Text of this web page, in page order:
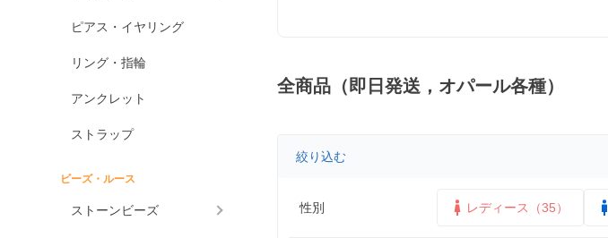
ピアス・イヤリング
リング・指輪
アンクレット
ストラップ
ビーズ・ルース
ストーンビーズ
全商品（即日発送，オパール各種）
絞り込む
性別 レディース（35）